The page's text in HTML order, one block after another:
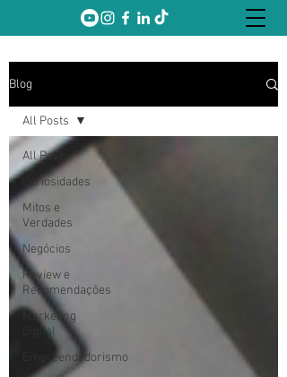
Blog
All Posts
Curiosidades
Mitos e
Verdades
Negócios
Review e
Recomendações
Marketing
Digital
Empreendedorismo
All Posts